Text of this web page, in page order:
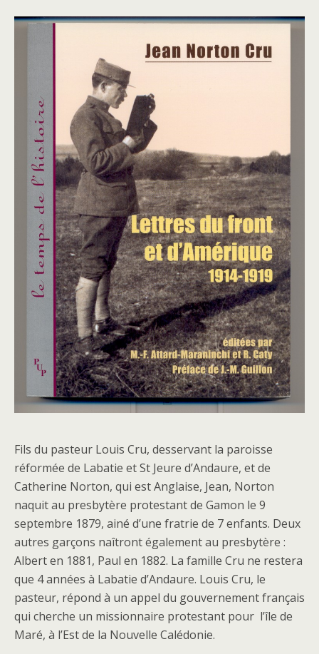
Fils du pasteur Louis Cru, desservant la paroisse
réformée de Labatie et St Jeure d’Andaure, et de
Catherine Norton, qui est Anglaise, Jean, Norton
naquit au presbytère protestant de Gamon le 9
septembre 1879, ainé d’une fratrie de 7 enfants. Deux
autres garçons naîtront également au presbytère :
Albert en 1881, Paul en 1882. La famille Cru ne restera
que 4 années à Labatie d’Andaure. Louis Cru, le
pasteur, répond à un appel du gouvernement français
qui cherche un missionnaire protestant pour l’île de
Maré, à l’Est de la Nouvelle Calédonie.